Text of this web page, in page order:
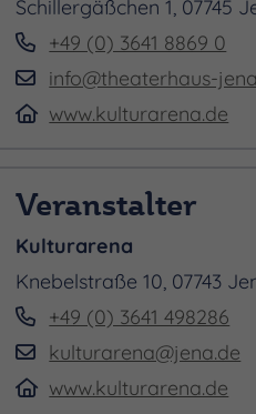
Arrangements,
Schillergäßchen 1, 07745
+49 (0) 3641 8869 0
info@theaterhaus-
www.kulturarena.de
Veranstalter
Kulturarena
Knebelstraße 10, 07743
+49 (0) 3641 498286
kulturarena@jena.de
www.kulturarena.de